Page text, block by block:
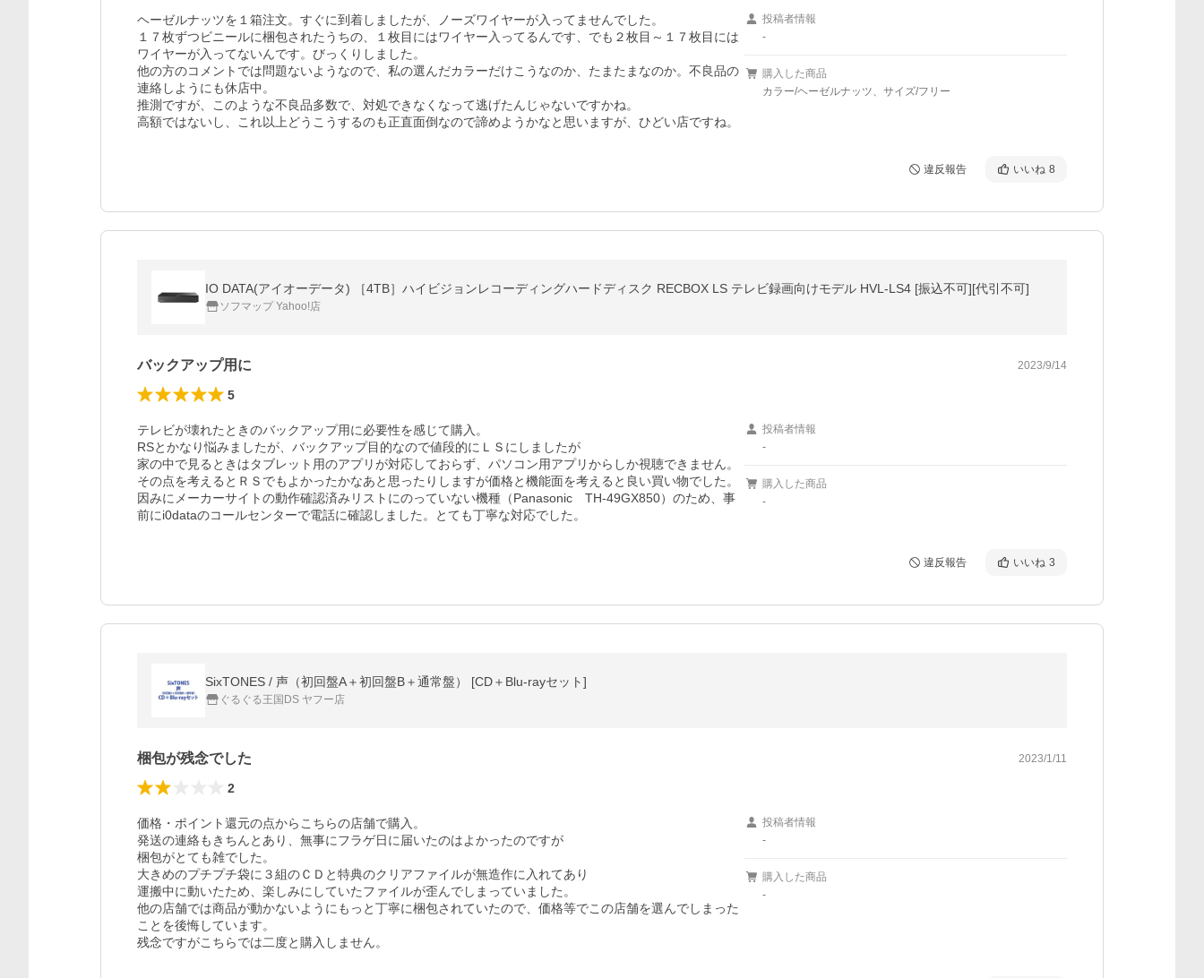
ヘーゼルナッツを１箱注文。すぐに到着しましたが、ノーズワイヤーが入ってませんでした。
１７枚ずつビニールに梱包されたうちの、１枚目にはワイヤー入ってるんです、でも２枚目～１７枚目には
ワイヤーが入ってないんです。びっくりしました。
他の方のコメントでは問題ないようなので、私の選んだカラーだけこうなのか、たまたまなのか。不良品の
連絡しようにも休店中。
推測ですが、このような不良品多数で、対処できなくなって逃げたんじゃないですかね。
高額ではないし、これ以上どうこうするのも正直面倒なので諦めようかなと思いますが、ひどい店ですね。
投稿者情報
-
購入した商品
カラー/ヘーゼルナッツ、サイズ/フリー
違反報告 いいね 8
IO DATA(アイオーデータ) ［4TB］ハイビジョンレコーディングハードディスク RECBOX LS テレビ録画向けモデル HVL-LS4 [振込不可][代引不可]
ソフマップ Yahoo!店
バックアップ用に 2023/9/14
5
テレビが壊れたときのバックアップ用に必要性を感じて購入。
RSとかなり悩みましたが、バックアップ目的なので値段的にＬＳにしましたが
家の中で見るときはタブレット用のアプリが対応しておらず、パソコン用アプリからしか視聴できません。
その点を考えるとＲＳでもよかったかなあと思ったりしますが価格と機能面を考えると良い買い物でした。
因みにメーカーサイトの動作確認済みリストにのっていない機種（Panasonic　TH-49GX850）のため、事
前にi0dataのコールセンターで電話に確認しました。とても丁寧な対応でした。
投稿者情報
-
購入した商品
-
違反報告 いいね 3
SixTONES / 声（初回盤A＋初回盤B＋通常盤） [CD＋Blu-rayセット]
ぐるぐる王国DS ヤフー店
梱包が残念でした 2023/1/11
2
価格・ポイント還元の点からこちらの店舗で購入。
発送の連絡もきちんとあり、無事にフラゲ日に届いたのはよかったのですが
梱包がとても雑でした。
大きめのプチプチ袋に３組のＣＤと特典のクリアファイルが無造作に入れてあり
運搬中に動いたため、楽しみにしていたファイルが歪んでしまっていました。
他の店舗では商品が動かないようにもっと丁寧に梱包されていたので、価格等でこの店舗を選んでしまった
ことを後悔しています。
残念ですがこちらでは二度と購入しません。
投稿者情報
-
購入した商品
-